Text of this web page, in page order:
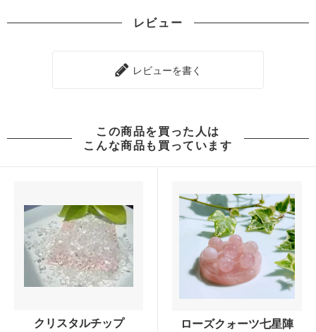
レビュー
レビューを書く
この商品を買った人は
こんな商品も買っています
クリスタルチップ ローズクォーツ七星陣